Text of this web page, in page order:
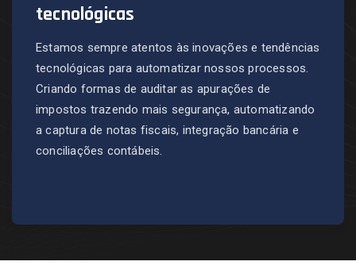
tecnológicas
Estamos sempre atentos às inovações e tendências
tecnológicas para automatizar nossos processos.
Criando formas de auditar as apurações de
impostos trazendo mais segurança, automatizando
a captura de notas fiscais, integração bancária e
conciliações contábeis.